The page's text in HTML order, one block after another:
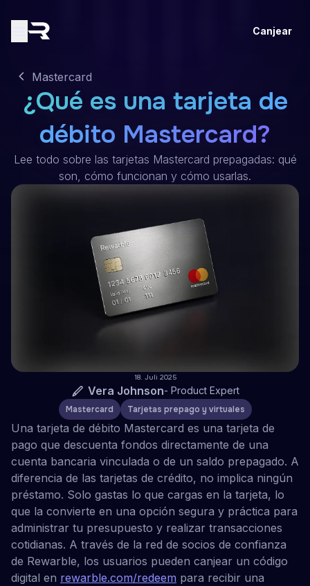
Canjear
Mastercard
¿Qué es una tarjeta de
débito Mastercard?
Lee todo sobre las tarjetas Mastercard prepagadas: qué
son, cómo funcionan y cómo usarlas.
Vera Johnson- Product Expert
18. Juli 2025
Mastercard Tarjetas prepago y virtuales
Una tarjeta de débito Mastercard es una tarjeta de
pago que descuenta fondos directamente de una
cuenta bancaria vinculada o de un saldo prepagado. A
diferencia de las tarjetas de crédito, no implica ningún
préstamo. Solo gastas lo que cargas en la tarjeta, lo
que la convierte en una opción segura y práctica para
administrar tu presupuesto y realizar transacciones
cotidianas. A través de la red de socios de confianza
de Rewarble, los usuarios pueden canjear un código
digital en rewarble.com/redeem para recibir una